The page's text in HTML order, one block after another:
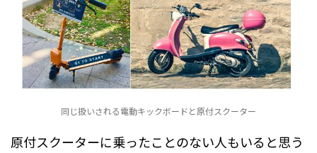
同じ扱いされる電動キックボードと原付スクーター
原付スクーターに乗ったことのない人もいると思う